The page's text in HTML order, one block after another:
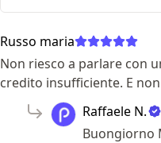
Russo maria
Non riesco a parlare con
credito insufficiente. E
Raffaele N.
Buongiorno